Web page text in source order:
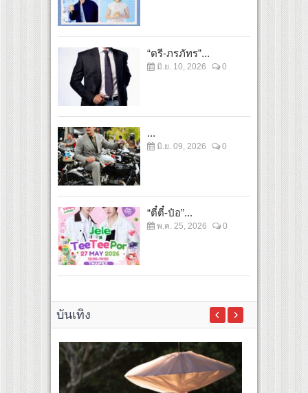
“ตรี-ภรภัทร”...
มิ.ย. 10, 2026 0
...
มิ.ย. 09, 2026 0
“ตี๋ตี๋-ป๋อ”...
พ.ค. 25, 2026 0
บันเทิง